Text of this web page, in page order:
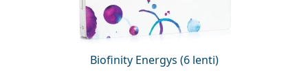
Biofinity Energys (6 lenti)